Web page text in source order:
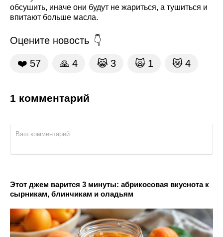
обсушить, иначе они будут не жариться, а тушиться и
впитают больше масла.
Оцените новость
❤️ 57 🙏 4 😹 3 🙀 1 😿 4
1 комментарий
Этот джем варится 3 минуты: абрикосовая вкуснота к
сырникам, блинчикам и оладьям